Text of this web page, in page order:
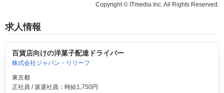
Copyright © ITmedia Inc. All Rights Reserved.
求人情報
百貨店向けの洋菓子配達ドライバー
株式会社ジャパン・リリーフ
東京都
正社員 / 派遣社員：時給1,750円